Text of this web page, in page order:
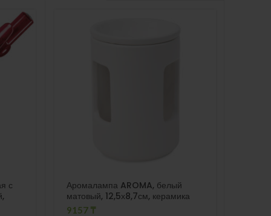
с
Аромалампа AROMA, белый
матовый, 12,5х8,7см, керамика
9157 ₸